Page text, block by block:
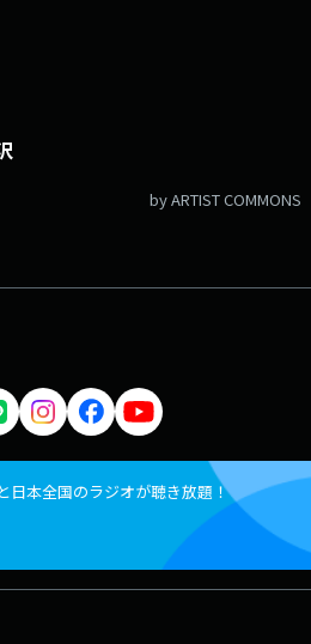
by ARTIST COMMONS
日本全国のラジオが聴き放題！